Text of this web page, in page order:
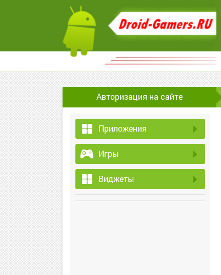
Авторизация на сайте
Приложения
Игры
Виджеты